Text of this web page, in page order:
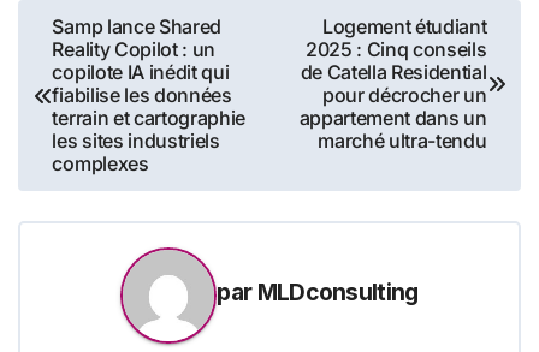
Navigation
de
l’article
Samp lance Shared
Reality Copilot : un
copilote IA inédit qui
fiabilise les données
terrain et cartographie
les sites industriels
complexes
Logement étudiant
2025 : Cinq conseils
de Catella Residential
pour décrocher un
appartement dans un
marché ultra-tendu
par MLDconsulting